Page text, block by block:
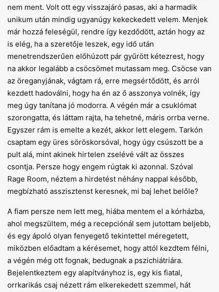
nem ment. Volt ott egy visszajáró pasas, aki a harmadik
unikum után mindig ugyanúgy kekeckedett velem. Menjek
már hozzá feleségül, rendre így kezdődött, aztán hogy az
is elég, ha a szeretője leszek, egy idő után
menetrendszerűen előhúzott pár gyűrött kétezrest, hogy
na akkor legalább a csöcsömet mutassam meg. Csöcse van
az öreganyjának, vágtam rá, erre megsértődött, és arról
kezdett hadoválni, hogy ha én az ő asszonya volnék, így
meg úgy tanítana jó modorra. A végén már a csuklómat
szorongatta, és láttam rajta, ha tehetné, máris orrba verne.
Egyszer rám is emelte a kezét, akkor lett elegem. Tarkón
csaptam egy üres söröskorsóval, hogy úgy csúszott be a
pult alá, mint akinek hirtelen zselévé vált az összes
csontja. Persze hogy engem rúgtak ki azonnal. Szóval
Rage Room, néztem a hirdetést néhány nappal később,
megbízható asszisztenst keresnek, mi baj lehet belőle?
A fiam persze nem lett meg, hiába mentem el a kórházba,
ahol megszültem, még a recepciónál sem jutottam beljebb,
és egy ápoló olyan fenyegető tekintettel méregetett,
miközben előadtam a kérésemet, hogy attól kezdtem félni,
a végén még ott fognak, bedugnak a pszichiátriára.
Bejelentkeztem egy alapítványhoz is, egy kis fiatal,
orrkarikás csaj nézett rám elkerekedett szemmel, hát